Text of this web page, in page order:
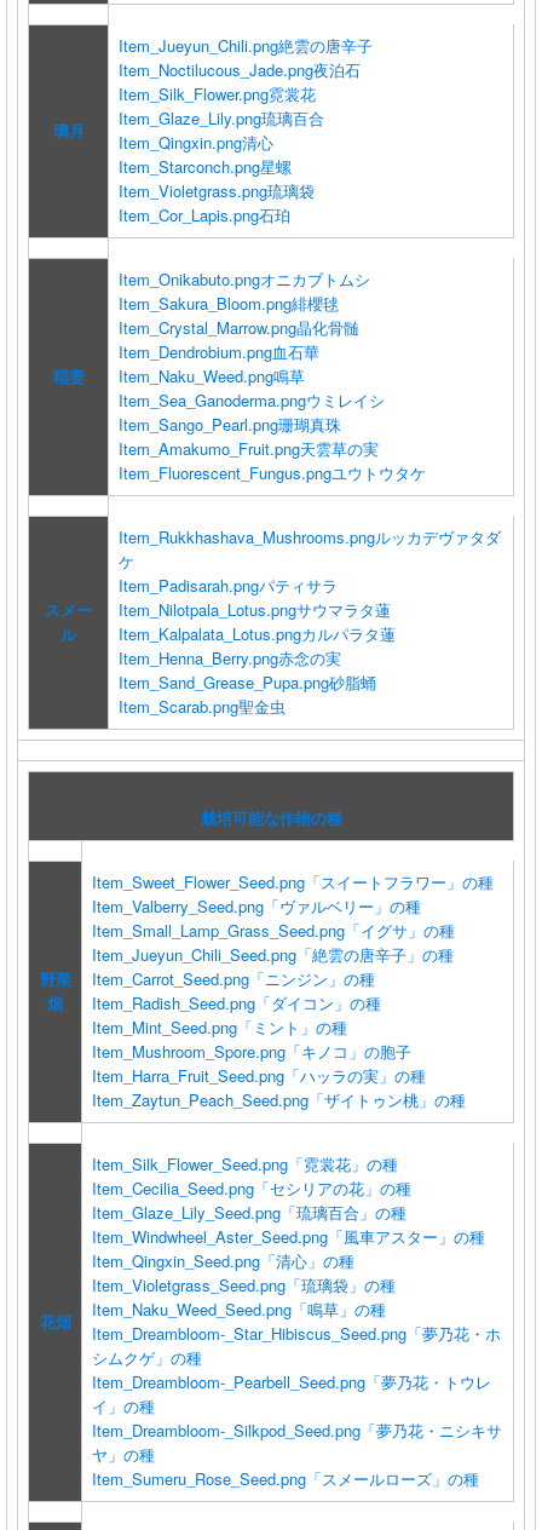
璃月
Item_Jueyun_Chili.png絶雲の唐辛子
Item_Noctilucous_Jade.png夜泊石
Item_Silk_Flower.png霓裳花
Item_Glaze_Lily.png琉璃百合
Item_Qingxin.png清心
Item_Starconch.png星螺
Item_Violetgrass.png琉璃袋
Item_Cor_Lapis.png石珀
稲妻
Item_Onikabuto.pngオニカブトムシ
Item_Sakura_Bloom.png緋櫻毬
Item_Crystal_Marrow.png晶化骨髄
Item_Dendrobium.png血石華
Item_Naku_Weed.png鳴草
Item_Sea_Ganoderma.pngウミレイシ
Item_Sango_Pearl.png珊瑚真珠
Item_Amakumo_Fruit.png天雲草の実
Item_Fluorescent_Fungus.pngユウトウタケ
スメー
ル
Item_Rukkhashava_Mushrooms.pngルッカデヴァタダ
ケ
Item_Padisarah.pngパティサラ
Item_Nilotpala_Lotus.pngサウマラタ蓮
Item_Kalpalata_Lotus.pngカルパラタ蓮
Item_Henna_Berry.png赤念の実
Item_Sand_Grease_Pupa.png砂脂蛹
Item_Scarab.png聖金虫
栽培可能な作物の種
野菜
畑
Item_Sweet_Flower_Seed.png 「スイートフラワー」の種
Item_Valberry_Seed.png 「ヴァルベリー」の種
Item_Small_Lamp_Grass_Seed.png 「イグサ」の種
Item_Jueyun_Chili_Seed.png 「絶雲の唐辛子」の種
Item_Carrot_Seed.png 「ニンジン」の種
Item_Radish_Seed.png 「ダイコン」の種
Item_Mint_Seed.png 「ミント」の種
Item_Mushroom_Spore.png 「キノコ」の胞子
Item_Harra_Fruit_Seed.png 「ハッラの実」の種
Item_Zaytun_Peach_Seed.png 「ザイトゥン桃」の種
花畑
Item_Silk_Flower_Seed.png 「霓裳花」の種
Item_Cecilia_Seed.png 「セシリアの花」の種
Item_Glaze_Lily_Seed.png 「琉璃百合」の種
Item_Windwheel_Aster_Seed.png 「風車アスター」の種
Item_Qingxin_Seed.png 「清心」の種
Item_Violetgrass_Seed.png 「琉璃袋」の種
Item_Naku_Weed_Seed.png 「鳴草」の種
Item_Dreambloom-_Star_Hibiscus_Seed.png 「夢乃花・ホ
シムクゲ」の種
Item_Dreambloom-_Pearbell_Seed.png 「夢乃花・トウレ
イ」の種
Item_Dreambloom-_Silkpod_Seed.png 「夢乃花・ニシキサ
ヤ」の種
Item_Sumeru_Rose_Seed.png 「スメールローズ」の種